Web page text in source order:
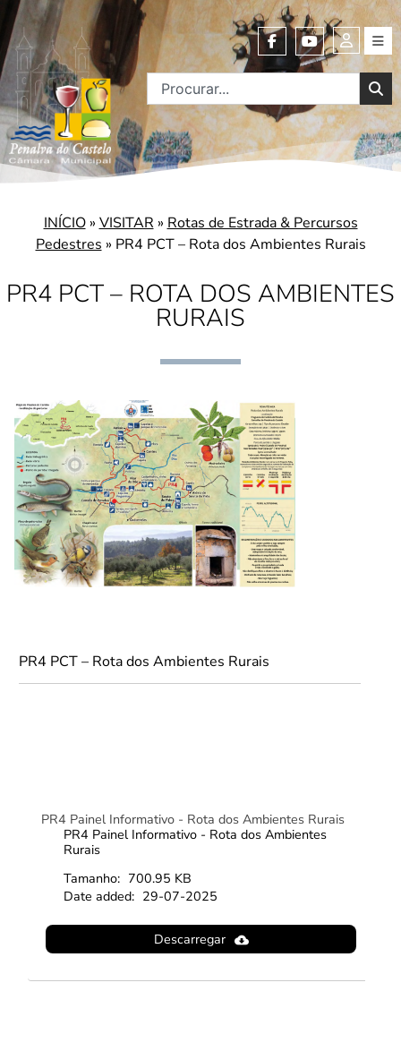
PR4 PCT – ROTA DOS AMBIENTES
RURAIS
INÍCIO» VISITAR » Rotas de Estrada & Percursos
Pedestres » PR4 PCT – Rota dos Ambientes Rurais
PR4 PCT – Rota dos Ambientes Rurais
PR4 Painel Informativo - Rota dos Ambientes Rurais
PR4 Painel Informativo - Rota dos Ambientes
Rurais
Tamanho: 700.95 KB
Date added: 29-07-2025
Descarregar